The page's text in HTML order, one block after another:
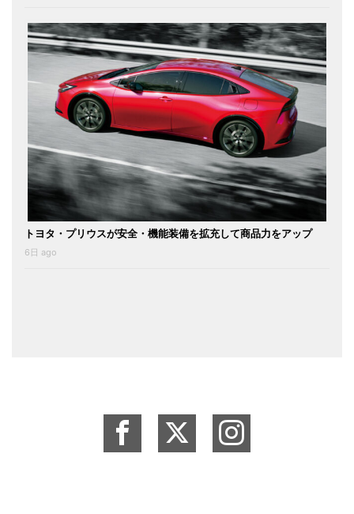
トヨタ・プリウスが安全・機能装備を拡充して商品力をアップ
6日 ago